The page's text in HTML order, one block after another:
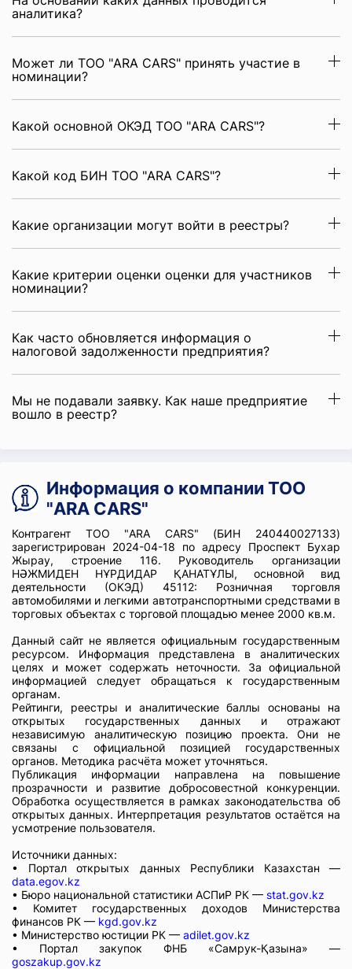
аналитика?
Может ли ТОО "ARA CARS" принять участие в
номинации?
Какой основной ОКЭД ТОО "ARA CARS"?
Какой код БИН ТОО "ARA CARS"?
Какие организации могут войти в реестры?
Какие критерии оценки оценки для участников
номинации?
Как часто обновляется информация о
налоговой задолженности предприятия?
Мы не подавали заявку. Как наше предприятие
вошло в реестр?
Информация о компании ТОО
"ARA CARS"
Контрагент ТОО "ARA CARS" (БИН 240440027133)
зарегистрирован 2024-04-18 по адресу Проспект Бухар
Жырау, строение 116. Руководитель организации
НӘЖМИДЕН НҰРДИДАР ҚАНАТҰЛЫ, основной вид
деятельности (ОКЭД) 45112: Розничная торговля
автомобилями и легкими автотранспортными средствами в
торговых объектах с торговой площадью менее 2000 кв.м.
Данный сайт не является официальным государственным
ресурсом. Информация представлена в аналитических
целях и может содержать неточности. За официальной
информацией следует обращаться к государственным
органам.
Рейтинги, реестры и аналитические баллы основаны на
открытых государственных данных и отражают
независимую аналитическую позицию проекта. Они не
связаны с официальной позицией государственных
органов. Методика расчёта может уточняться.
Публикация информации направлена на повышение
прозрачности и развитие добросовестной конкуренции.
Обработка осуществляется в рамках законодательства об
открытых данных. Интерпретация результатов остаётся на
усмотрение пользователя.
Источники данных:
• Портал открытых данных Республики Казахстан —
data.egov.kz
• Бюро национальной статистики АСПиР РК — stat.gov.kz
• Комитет государственных доходов Министерства
финансов РК — kgd.gov.kz
• Министерство юстиции РК — adilet.gov.kz
• Портал закупок ФНБ «Самрук-Қазына» —
goszakup.gov.kz